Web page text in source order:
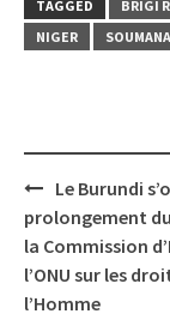
TAGGED
BRIGI
NIGER
Post
navigation
Le Burundi
prolongement
la Commission
l’ONU sur les
l’Homme